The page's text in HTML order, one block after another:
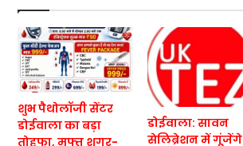
शुभ पैथोलॉजी सेंटर
डोईवाला का बड़ा
तोहफा, मुफ्त शुगर-
डोईवाला: सावन
सेलिब्रेशन में गूंजेंगे